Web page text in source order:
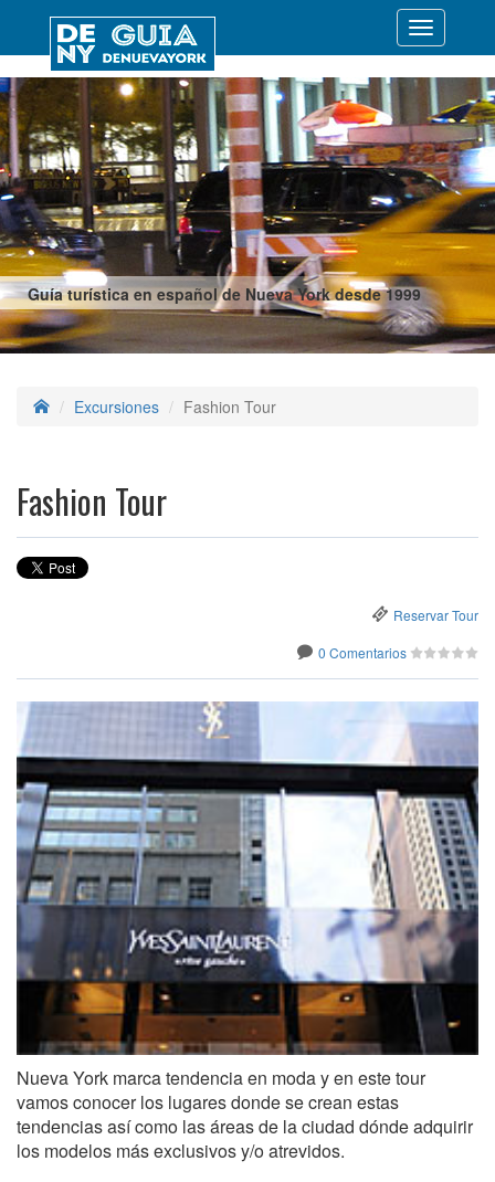
Guía turística en español de Nueva York desde 1999
Desplegar
Excursiones Fashion Tour
Fashion Tour
Reservar Tour
0 Comentarios
Nueva York marca tendencia en moda y en este tour
vamos conocer los lugares donde se crean estas
tendencias así como las áreas de la ciudad dónde adquirir
los modelos más exclusivos y/o atrevidos.